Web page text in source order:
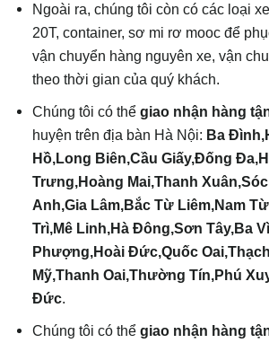
Ngoài ra, chúng tôi còn có các loại
20T, container, sơ mi rơ mooc để
vận chuyển hàng nguyên xe, vận
theo thời gian của quý khách.
Chúng tôi có thểgiao nhận hàng
huyện trên địa bàn Hà Nội: Ba
Hồ,Long Biên,Cầu Giấy,Đống
Trưng,Hoàng Mai,Thanh
Anh,Gia Lâm,Bắc Từ Liêm,Nam
Trì,Mê Linh,Hà Đông,Sơn Tây,Ba
Phượng,Hoài Đức,Quốc
Mỹ,Thanh Oai,Thường Tín,Phú
Đức.
Chúng tôi có thểgiao nhận hàng